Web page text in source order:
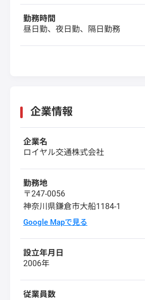
勤務時間
昼日勤、夜日勤、隔日勤務
企業情報
企業名
ロイヤル交通株式会社
勤務地
〒247-0056
神奈川県鎌倉市大船1184-1
Google Mapで見る
設立年月日
2006年
従業員数